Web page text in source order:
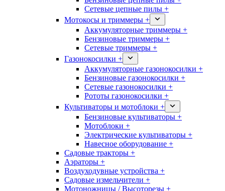
Сетевые цепные пилы +
Мотокосы и триммеры +
Аккумуляторные триммеры +
Бензиновые триммеры +
Сетевые триммеры +
Газонокосилки +
Аккумуляторные газонокосилки +
Бензиновые газонокосилки +
Сетевые газонокосилки +
Рототы газонокосилки +
Культиваторы и мотоблоки +
Бензиновые культиваторы +
Мотоблоки +
Электрические культиваторы +
Навесное оборудование +
Садовые тракторы +
Аэраторы +
Воздуходувные устройства +
Садовые измельчители +
Мотоножницы / Высоторезы +